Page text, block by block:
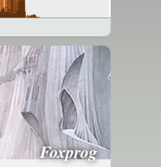
Foxprog